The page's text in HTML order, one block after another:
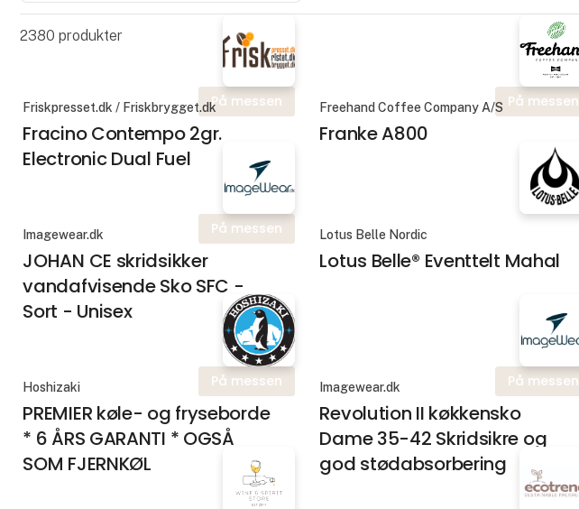
2380 produkter
På messen
Friskpresset.dk / Friskbrygget.dk
Fracino Contempo 2gr.
Electronic Dual Fuel
På messen
Freehand Coffee Company A/S
Franke A800
På messen
Imagewear.dk
JOHAN CE skridsikker
vandafvisende Sko SFC -
Sort - Unisex
Lotus Belle Nordic
Lotus Belle® Eventtelt Mahal
På messen
Hoshizaki
PREMIER køle- og fryseborde
* 6 ÅRS GARANTI * OGSÅ
SOM FJERNKØL
På messen
Imagewear.dk
Revolution II køkkensko
Dame 35-42 Skridsikre og
god stødabsorbering